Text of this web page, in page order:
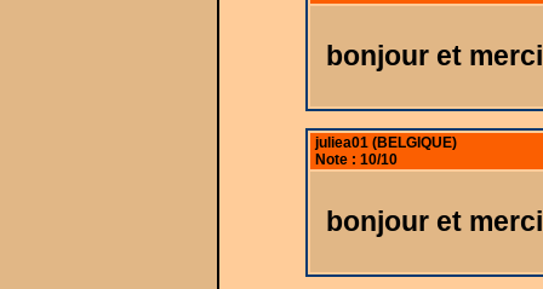
bonjour et
juliea01 (BELGIQUE)
Note : 10/10
bonjour et